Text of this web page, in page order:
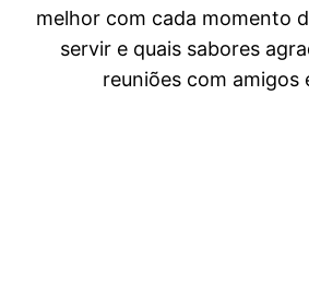
melhor com cada momento
servir e quais sabores
reuniões com amigos